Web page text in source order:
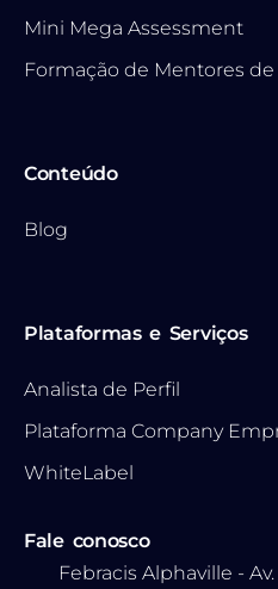
Mini Mega Assessment
Formação de Mentores de
Conteúdo
Blog
Plataformas e Serviços
Analista de Perfil
Plataforma Company
WhiteLabel
Fale conosco
Febracis Alphaville -